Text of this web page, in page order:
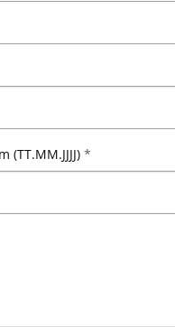
(TT.MM.JJJJ)*